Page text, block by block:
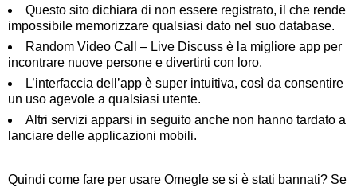
Questo sito dichiara di non essere registrato, il che rende
impossibile memorizzare qualsiasi dato nel suo database.
Random Video Call – Live Discuss è la migliore app per
incontrare nuove persone e divertirti con loro.
L’interfaccia dell’app è super intuitiva, così da consentire
un uso agevole a qualsiasi utente.
Altri servizi apparsi in seguito anche non hanno tardato a
lanciare delle applicazioni mobili.
Quindi come fare per usare Omegle se si è stati bannati? Se